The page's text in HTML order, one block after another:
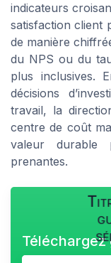
indicateurs
satisfaction client
de manière
du NPS ou du
plus inclusives.
décisions
travail, la
centre de coût
valeur durable
prenantes.